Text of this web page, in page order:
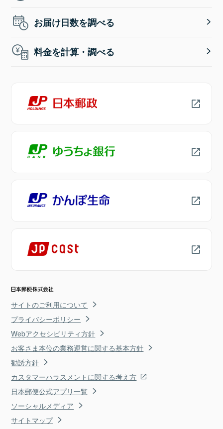
お届け日数を調べる
料金を計算・調べる
サイトのご利用について
プライバシーポリシー
Webアクセシビリティ方針
お客さま本位の業務運営に関する基本方針
勧誘方針
カスタマーハラスメントに関する考え方
日本郵便公式アプリ一覧
ソーシャルメディア
サイトマップ